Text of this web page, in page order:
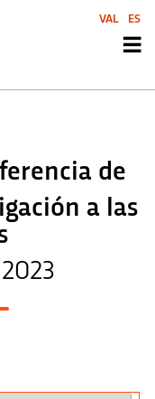
cia de
a las
VAL ES